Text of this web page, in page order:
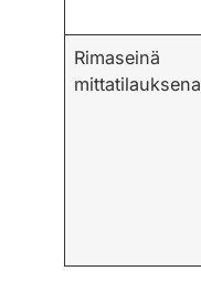
Rimaseinä
mittatilauksena